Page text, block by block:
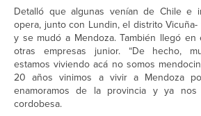
Detalló que algunas venían de Chile e
opera, junto con Lundin, el distrito
y se mudó a Mendoza. También llegó
otras empresas junior. “De hecho,
estamos viviendo acá no somos
20 años vinimos a vivir a Mendoza
enamoramos de la provincia y ya nos
cordobesa.